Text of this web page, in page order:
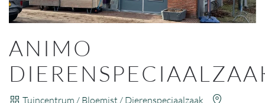
ANIMO
Tuincentrum / Bloemist / Dierenspeciaalzaak